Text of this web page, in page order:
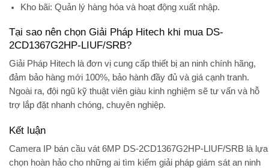
Kho bãi: Quản lý hàng hóa và hoạt động xuất nhập.
Tại sao nên chọn Giải Pháp Hitech khi mua DS-
2CD1367G2HP-LIUF/SRB?
Giải Pháp Hitech là đơn vị cung cấp thiết bị an ninh chính hãng,
đảm bảo hàng mới 100%, bảo hành đầy đủ và giá cạnh tranh.
Ngoài ra, đội ngũ kỹ thuật viên giàu kinh nghiệm sẽ tư vấn và hỗ
trợ lắp đặt nhanh chóng, chuyên nghiệp.
Kết luận
Camera IP bán cầu vát 6MP DS-2CD1367G2HP-LIUF/SRB là lựa
chọn hoàn hảo cho những ai tìm kiếm giải pháp giám sát an ninh